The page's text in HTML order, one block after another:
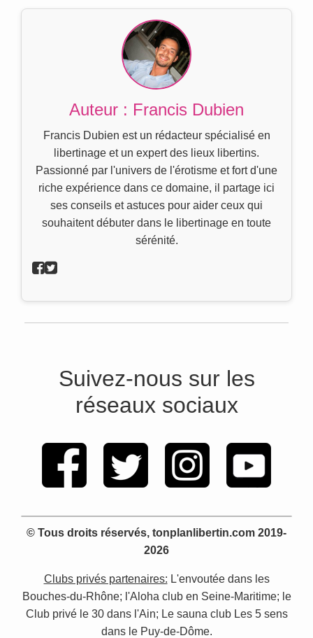
Auteur : Francis Dubien
Francis Dubien est un rédacteur spécialisé en
libertinage et un expert des lieux libertins.
Passionné par l'univers de l'érotisme et fort d'une
riche expérience dans ce domaine, il partage ici
ses conseils et astuces pour aider ceux qui
souhaitent débuter dans le libertinage en toute
sérénité.
Suivez-nous sur les
réseaux sociaux
© Tous droits réservés, tonplanlibertin.com 2019-
2026
Clubs privés partenaires: L'envoutée dans les
Bouches-du-Rhône; l'Aloha club en Seine-Maritime; le
Club privé le 30 dans l'Ain; Le sauna club Les 5 sens
dans le Puy-de-Dôme.